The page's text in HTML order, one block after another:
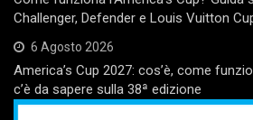
Challenger, Defender e Louis Vuitton
6 Agosto 2026
America’s Cup 2027: cos’è, come
c’è da sapere sulla 38ª edizione